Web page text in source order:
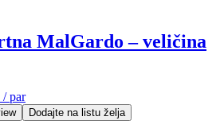
MalGardo – veličina
/ par
Dodajte na listu želja